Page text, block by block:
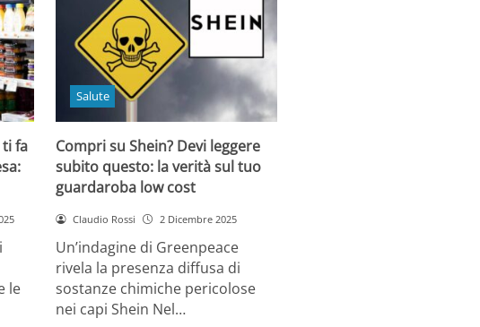
ti fa
le
Salute
Compri su Shein? Devi leggere
subito questo: la verità sul tuo
guardaroba low cost
Claudio Rossi 2 Dicembre 2025
Un’indagine di Greenpeace
rivela la presenza diffusa di
sostanze chimiche pericolose
nei capi Shein Nel…